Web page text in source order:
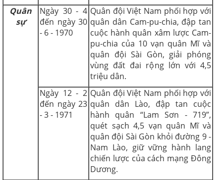
Quân
sự
Ngày 30 - 4
đến ngày 30
- 6 - 1970
Quân đội Việt Nam phối hợp với
quân dân Cam-pu-chia, đập tan
cuộc hành quân xâm lược Cam-
pu-chia của 10 vạn quân Mĩ và
quân đội Sài Gòn, giải phóng
vùng đất đai rộng lớn với 4,5
triệu dân.
Ngày 12 - 2
đến ngày 23
- 3 - 1971
Quân đội Việt Nam phối hợp với
quân dân Lào, đập tan cuộc
hành quân “Lam Sơn - 719”,
quét sạch 4,5 vạn quân Mĩ và
quân đội Sài Gòn khỏi đường 9 -
Nam Lào, giữ vững hành lang
chiến lược của cách mạng Đông
Dương.